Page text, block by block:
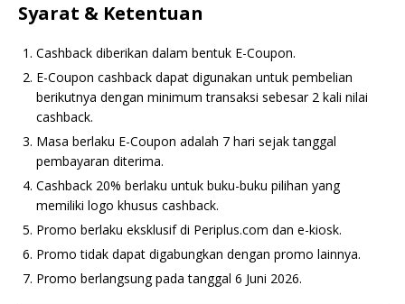
Syarat & Ketentuan
Cashback diberikan dalam bentuk E-Coupon.
E-Coupon cashback dapat digunakan untuk pembelian
berikutnya dengan minimum transaksi sebesar 2 kali nilai
cashback.
Masa berlaku E-Coupon adalah 7 hari sejak tanggal
pembayaran diterima.
Cashback 20% berlaku untuk buku-buku pilihan yang
memiliki logo khusus cashback.
Promo berlaku eksklusif di Periplus.com dan e-kiosk.
Promo tidak dapat digabungkan dengan promo lainnya.
Promo berlangsung pada tanggal 6 Juni 2026.